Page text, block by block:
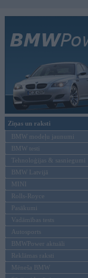
Ziņas un raksti
BMW modeļu jaunumi
BMW testi
Tehnoloģijas & sasniegumi
BMW Latvijā
MINI
Rolls-Royce
Pasākumi
Vadāmības tests
Autosports
BMWPower aktuāli
Reklāmas raksti
Mēneša BMW